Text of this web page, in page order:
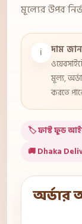
মূল্যের উপর
ℹ️
দাম
মূল্য,
করতে
🏷️ ফাস্ট ফুড
🚚 Dhaka